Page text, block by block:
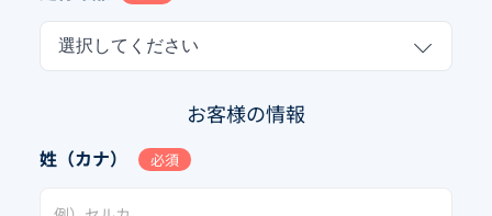
選択してください
お客様の情報
姓（カナ） 必須